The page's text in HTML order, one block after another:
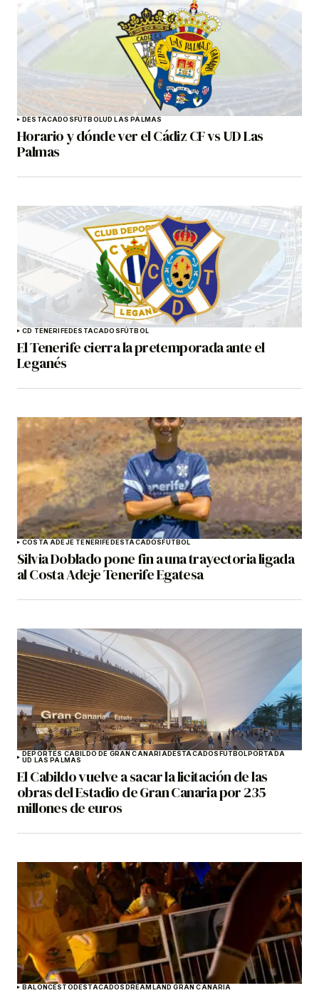
DESTACADOSFÚTBOLUD LAS PALMAS
Horario y dónde ver el Cádiz CF vs UD Las
Palmas
CD TENERIFEDESTACADOSFÚTBOL
El Tenerife cierra la pretemporada ante el
Leganés
COSTA ADEJE TENERIFEDESTACADOSFÚTBOL
Silvia Doblado pone fin a una trayectoria ligada
al Costa Adeje Tenerife Egatesa
DEPORTES CABILDO DE GRAN CANARIADESTACADOSFÚTBOLPORTADA
UD LAS PALMAS
El Cabildo vuelve a sacar la licitación de las
obras del Estadio de Gran Canaria por 235
millones de euros
BALONCESTODESTACADOSDREAMLAND GRAN CANARIA